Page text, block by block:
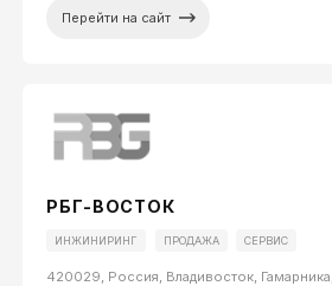
Перейти на сайт
РБГ-ВОСТОК
ИНЖИНИРИНГ ПРОДАЖА СЕРВИС
420029, Россия, Владивосток,